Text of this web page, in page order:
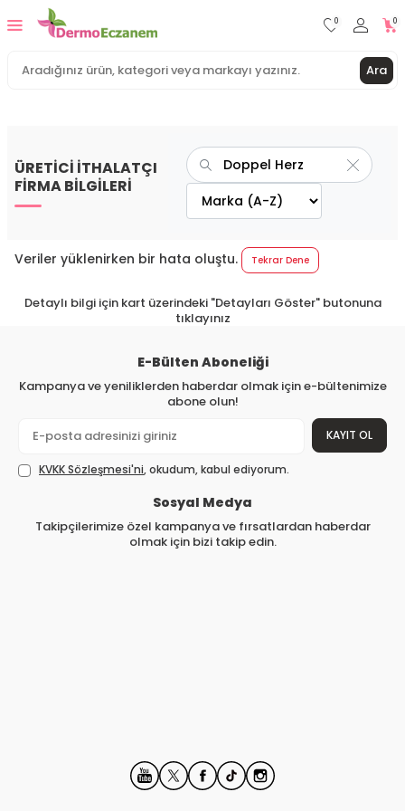
Ara
0 0
ÜRETİCİ İTHALATÇI
FİRMA BİLGİLERİ
Veriler yüklenirken bir hata oluştu. Tekrar Dene
Detaylı bilgi için kart üzerindeki "Detayları Göster" butonuna
tıklayınız
E-Bülten Aboneliği
Kampanya ve yeniliklerden haberdar olmak için e-bültenimize
abone olun!
KAYIT OL
KVKK Sözleşmesi'ni, okudum, kabul ediyorum.
Sosyal Medya
Takipçilerimize özel kampanya ve fırsatlardan haberdar
olmak için bizi takip edin.